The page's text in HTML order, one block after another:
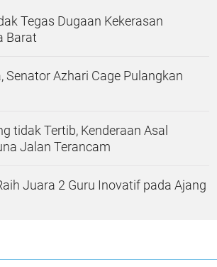
Tegas Dugaan Kekerasan
Barat
Senator Azhari Cage Pulangkan
tidak Tertib, Kenderaan Asal
Jalan Terancam
Juara 2 Guru Inovatif pada Ajang